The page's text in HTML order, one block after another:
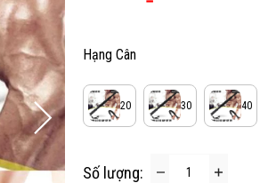
Số lượng:
Hạng Cân
20 30 40